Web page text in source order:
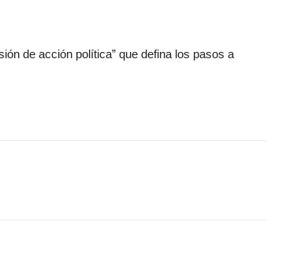
de acción política” que defina los pasos a